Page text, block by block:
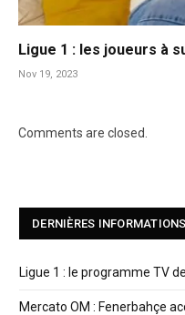
Ligue 1 : les joueurs à
Nov 19, 2023
Comments are closed.
DERNIÈRES INFORMATIONS
Ligue 1 : le programme TV
Mercato OM : Fenerbahçe